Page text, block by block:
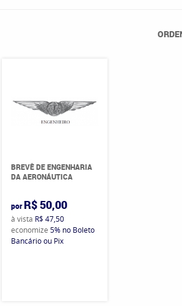
BREVÊ DE ENGENHARIA
DA AERONÁUTICA
por R$ 50,00
à vista R$ 47,50
economize 5% no Boleto
Bancário ou Pix